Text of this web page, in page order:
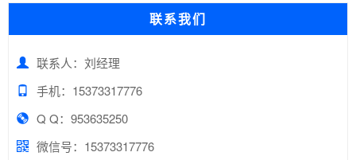
联系我们
联系人：刘经理
手机：15373317776
Q Q：953635250
微信号：15373317776